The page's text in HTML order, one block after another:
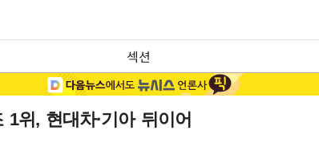
섹션
위, 현대차·기아 뒤이어